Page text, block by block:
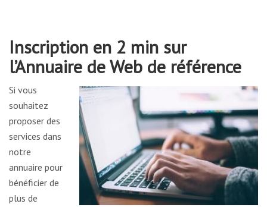
Inscription en 2 min sur
l’Annuaire de Web de référence
Si vous
souhaitez
proposer des
services dans
notre
annuaire pour
bénéficier de
plus de